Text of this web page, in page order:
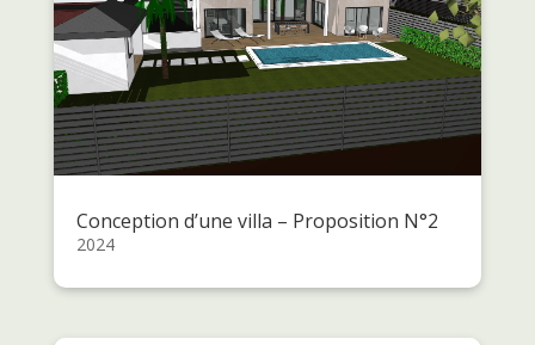
Conception d’une villa – Proposition N°2
2024